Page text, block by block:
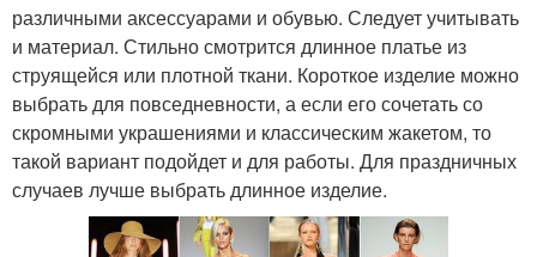
различными аксессуарами и обувью. Следует учитывать
и материал. Стильно смотрится длинное платье из
струящейся или плотной ткани. Короткое изделие можно
выбрать для повседневности, а если его сочетать со
скромными украшениями и классическим жакетом, то
такой вариант подойдет и для работы. Для праздничных
случаев лучше выбрать длинное изделие.